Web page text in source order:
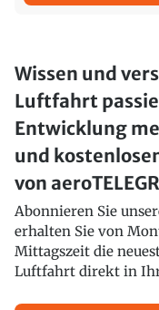
Wissen und
Luftfahrt
Entwicklung
und
von
Abonnieren Sie
erhalten Sie von
Mittagszeit die
Luftfahrt direkt in